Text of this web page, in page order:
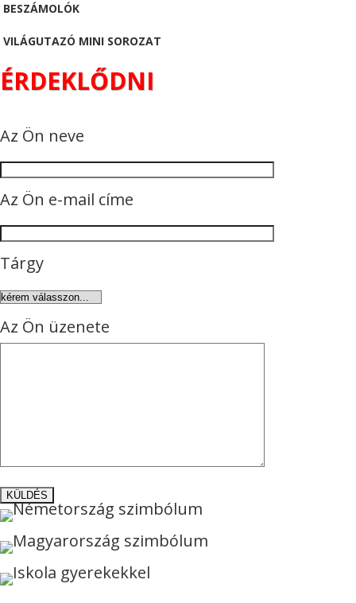
BESZÁMOLÓK
VILÁGUTAZÓ MINI SOROZAT
ÉRDEKLŐDNI
Az Ön neve
Az Ön e-mail címe
Tárgy
Az Ön üzenete